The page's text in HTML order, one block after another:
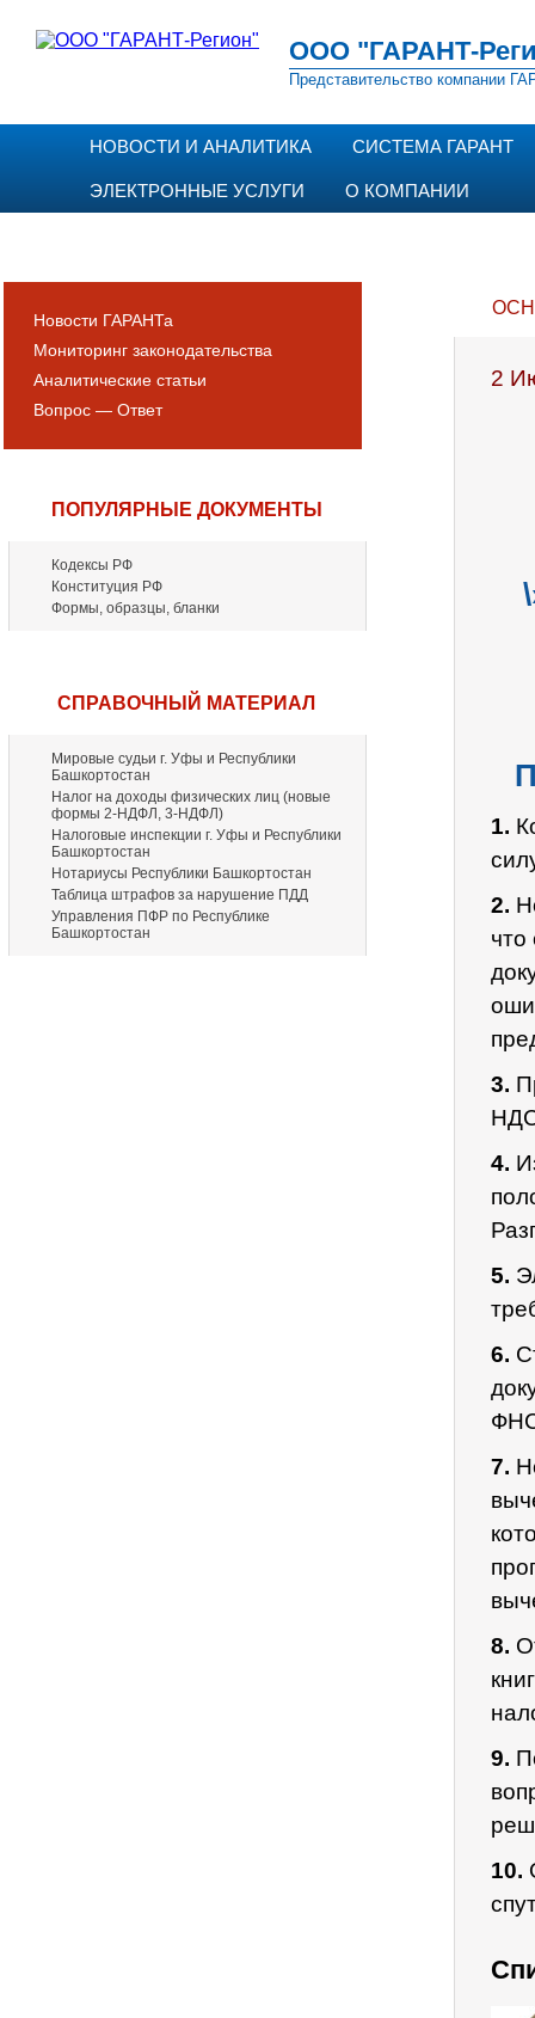
ООО "ГАРАНТ-
Представительство компании
НОВОСТИ И АНАЛИТИКА СИСТЕМА ГАРАНТ
ЭЛЕКТРОННЫЕ УСЛУГИ О КОМПАНИИ
Новости ГАРАНТа
Мониторинг законодательства
Аналитические статьи
Вопрос — Ответ
ПОПУЛЯРНЫЕ ДОКУМЕНТЫ
Кодексы РФ
Конституция РФ
Формы, образцы, бланки
СПРАВОЧНЫЙ МАТЕРИАЛ
Мировые судьи г. Уфы и Республики
Башкортостан
Налог на доходы физических лиц (новые
формы 2-НДФЛ, 3-НДФЛ)
Налоговые инспекции г. Уфы и Республики
Башкортостан
Нотариусы Республики Башкортостан
Таблица штрафов за нарушение ПДД
Управления ПФР по Республике
Башкортостан
2
1.
2.
3.
4.
5.
6.
7.
8.
9.
10.